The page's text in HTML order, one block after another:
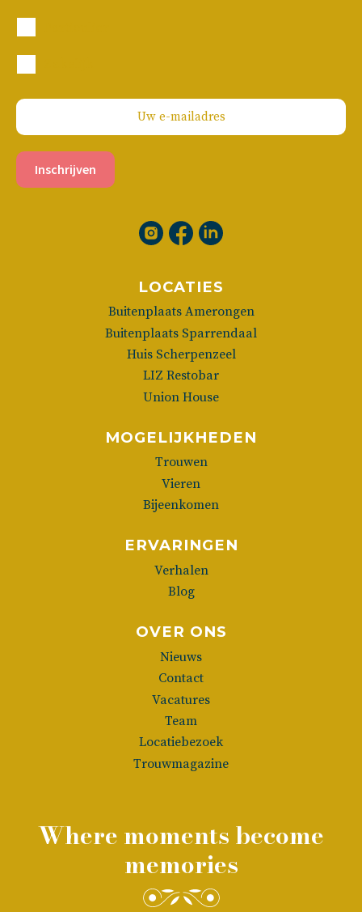
Inschrijven
LOCATIES
Buitenplaats Amerongen
Buitenplaats Sparrendaal
Huis Scherpenzeel
LIZ Restobar
Union House
MOGELIJKHEDEN
Trouwen
Vieren
Bijeenkomen
ERVARINGEN
Verhalen
Blog
OVER ONS
Nieuws
Contact
Vacatures
Team
Locatiebezoek
Trouwmagazine
Where moments become
memories